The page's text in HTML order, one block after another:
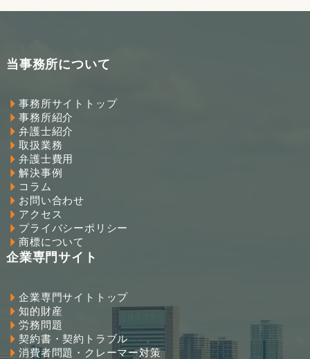
当事務所について
事務所サイトトップ
事務所紹介
弁護士紹介
取扱業務
弁護士費用
解決事例
コラム
お問い合わせ
アクセス
プライバシーポリシー
商標について
企業専門サイト
企業専門サイトトップ
知的財産
労務問題
契約書・契約トラブル
消費者問題・クレーマー対策